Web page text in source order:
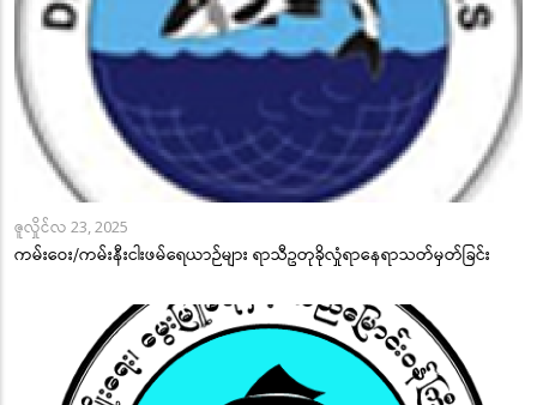
ဇူလှိုင်လ 23, 2025
ကမ်းဝေး/ကမ်းနီးငါးဖမ်ရေယာဉ်များ ရာသီဥတုခိုလှုံရာနေရာသတ်မှတ်ခြင်း